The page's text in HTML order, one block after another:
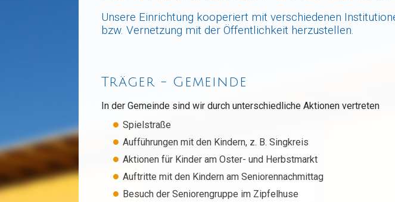
Unsere Einrichtung kooperiert mit verschiedenen
bzw. Vernetzung mit der Öffentlichkeit herzustellen.
Träger - Gemeinde
In der Gemeinde sind wir durch unterschiedliche Aktionen vertreten
Spielstraße
Aufführungen mit den Kindern, z. B. Singkreis
Aktionen für Kinder am Oster- und Herbstmarkt
Auftritte mit den Kindern am Seniorennachmittag
Besuch der Seniorengruppe im Zipfelhuse